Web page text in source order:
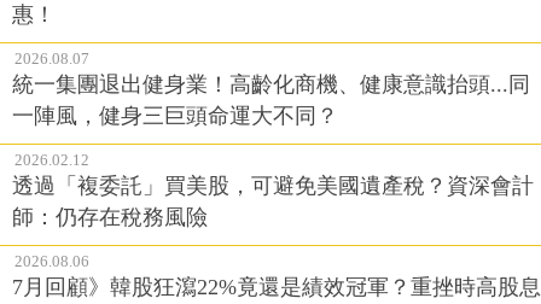
惠！
2026.08.07
統一集團退出健身業！高齡化商機、健康意識抬頭...同
一陣風，健身三巨頭命運大不同？
2026.02.12
透過「複委託」買美股，可避免美國遺產稅？資深會計
師：仍存在稅務風險
2026.08.06
7月回顧》韓股狂瀉22%竟還是績效冠軍？重挫時高股息